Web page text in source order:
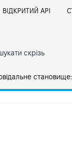
ВІДКРИТИЙ АРІ
скрізь
становище: